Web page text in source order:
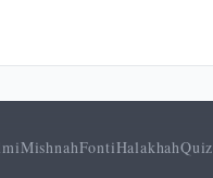
MishnahFontiHalakhahQuiz